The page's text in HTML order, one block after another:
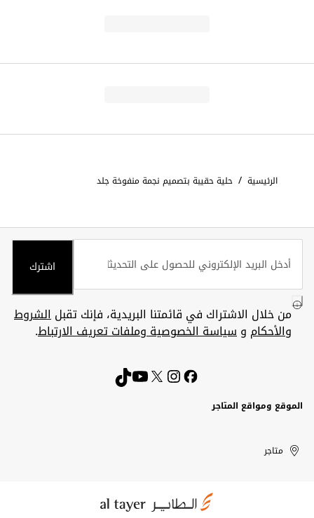
الرئيسية / حلية حقيبة بتصميم نجمة منفوخة جلد
اشترك
من خلال الاشتراك في قائمتنا البريدية، فإنك تقبلالشروط
والأحكام وسياسة الخصوصية وملفات تعريف الارتباط.
الموقع ومواقع المتاجر
United
Arab
Kuwait
الإمارات
العربية
الكويت
متاجر